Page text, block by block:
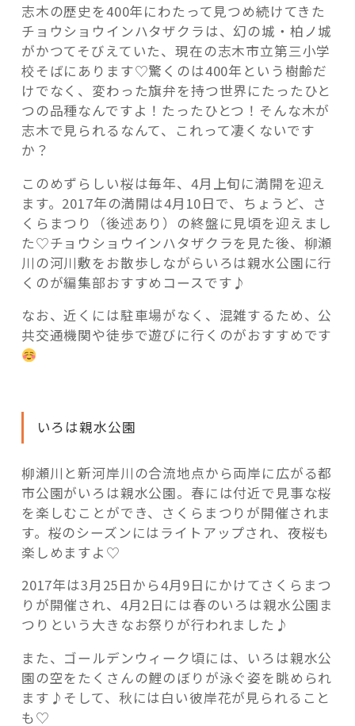
志木の歴史を400年にわたって見つめ続けてきた
チョウショウインハタザクラは、幻の城・柏ノ城
がかつてそびえていた、現在の志木市立第三小学
校そばにあります♡驚くのは400年という樹齢だ
けでなく、変わった旗弁を持つ世界にたったひと
つの品種なんですよ！たったひとつ！そんな木が
志木で見られるなんて、これって凄くないです
か？
このめずらしい桜は毎年、4月上旬に満開を迎え
ます。2017年の満開は4月10日で、ちょうど、さ
くらまつり（後述あり）の終盤に見頃を迎えまし
た♡チョウショウインハタザクラを見た後、柳瀬
川の河川敷をお散歩しながらいろは親水公園に行
くのが編集部おすすめコースです♪
なお、近くには駐車場がなく、混雑するため、公
共交通機関や徒歩で遊びに行くのがおすすめです
いろは親水公園
柳瀬川と新河岸川の合流地点から両岸に広がる都
市公園がいろは親水公園。春には付近で見事な桜
を楽しむことができ、さくらまつりが開催されま
す。桜のシーズンにはライトアップされ、夜桜も
楽しめますよ♡
2017年は3月25日から4月9日にかけてさくらまつ
りが開催され、4月2日には春のいろは親水公園ま
つりという大きなお祭りが行われました♪
また、ゴールデンウィーク頃には、いろは親水公
園の空をたくさんの鯉のぼりが泳ぐ姿を眺められ
ます♪そして、秋には白い彼岸花が見られること
も♡